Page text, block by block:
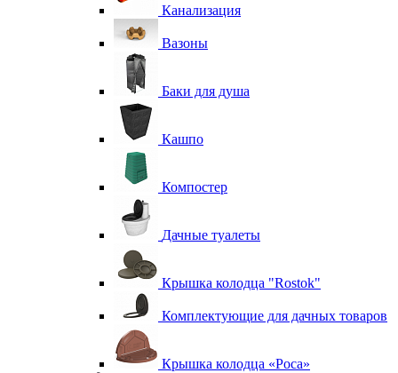
Канализация
Вазоны
Баки для душа
Кашпо
Компостер
Дачные туалеты
Крышка колодца "Rostok"
Комплектующие для дачных товаров
Крышка колодца «Роса»